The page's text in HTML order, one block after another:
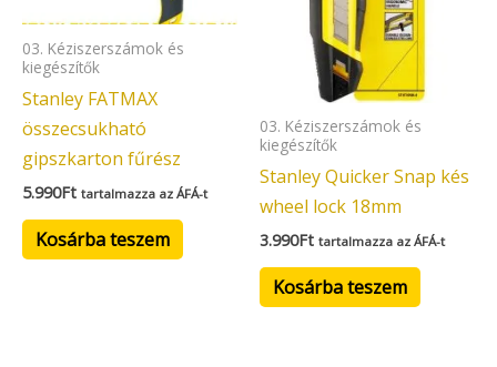
03. Kéziszerszámok és
kiegészítők
Stanley FATMAX
összecsukható
gipszkarton fűrész
5.990Ft tartalmazza az ÁFÁ-t
Kosárba teszem
03. Kéziszerszámok és
kiegészítők
Stanley Quicker Snap kés
wheel lock 18mm
3.990Ft tartalmazza az ÁFÁ-t
Kosárba teszem